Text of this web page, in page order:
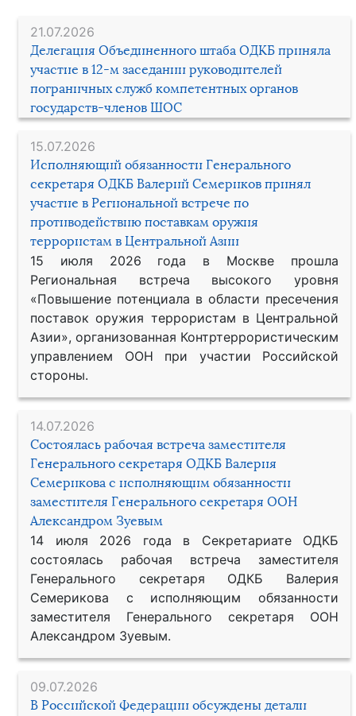
21.07.2026
Делегация Объединенного штаба ОДКБ приняла
участие в 12-м заседании руководителей
пограничных служб компетентных органов
государств-членов ШОС
15.07.2026
Исполняющий обязанности Генерального
секретаря ОДКБ Валерий Семериков принял
участие в Региональной встрече по
противодействию поставкам оружия
террористам в Центральной Азии
15 июля 2026 года в Москве прошла
Региональная встреча высокого уровня
«Повышение потенциала в области пресечения
поставок оружия террористам в Центральной
Азии», организованная Контртеррористическим
управлением ООН при участии Российской
стороны.
14.07.2026
Состоялась рабочая встреча заместителя
Генерального секретаря ОДКБ Валерия
Семерикова с исполняющим обязанности
заместителя Генерального секретаря ООН
Александром Зуевым
14 июля 2026 года в Секретариате ОДКБ
состоялась рабочая встреча заместителя
Генерального секретаря ОДКБ Валерия
Семерикова с исполняющим обязанности
заместителя Генерального секретаря ООН
Александром Зуевым.
09.07.2026
В Российской Федерации обсуждены детали